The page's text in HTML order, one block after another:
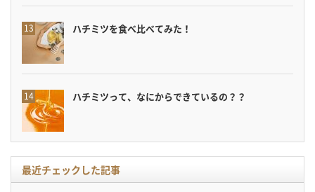
ハチミツを食べ比べてみた！
ハチミツって、なにからできているの？？
最近チェックした記事